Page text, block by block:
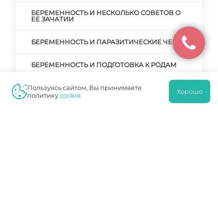
БЕРЕМЕННОСТЬ И НЕСКОЛЬКО СОВЕТОВ О
ЕЕ ЗАЧАТИИ
БЕРЕМЕННОСТЬ И ПАРАЗИТИЧЕСКИЕ ЧЕРВИ
БЕРЕМЕННОСТЬ И ПОДГОТОВКА К РОДАМ
БЕРЕМЕННОСТЬ И ПРЕРЫВАНИЕ
БЕРЕМЕННОСТИ. РЕАЛЬНЫЕ ПРИЧИНЫ И
ВЫМЫШЛЕННЫЕ
Пользуясь сайтом, Вы принимаете
политикуcookie Хорошо